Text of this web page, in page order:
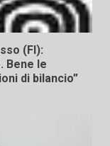
(FI):
Bene le
di bilancio”